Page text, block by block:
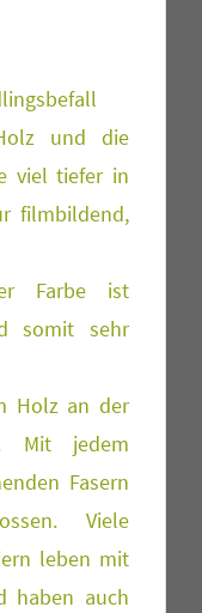
und die
viel tiefer in
filmbildend,
Farbe ist
somit sehr
Holz an der
Mit jedem
Fasern
Viele
leben mit
haben auch